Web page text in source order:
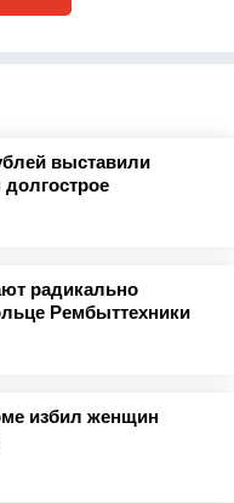
выставили
радикально
Рембыттехники
избил женщин